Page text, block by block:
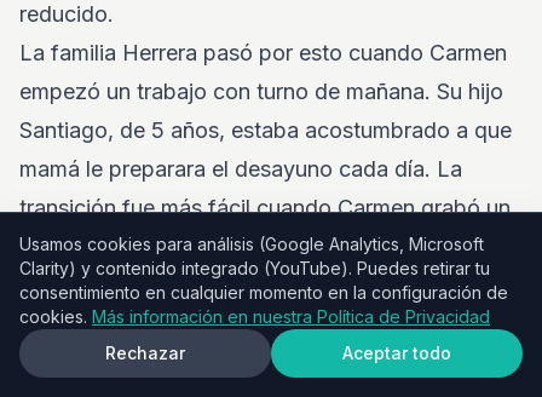
reducido.
La familia Herrera pasó por esto cuando Carmen
empezó un trabajo con turno de mañana. Su hijo
Santiago, de 5 años, estaba acostumbrado a que
mamá le preparara el desayuno cada día. La
transición fue más fácil cuando Carmen grabó un
audio diciendo "buenos días, campeón" que
Santiago escuchaba cada mañana mientras papá
preparaba las tostadas. Ese pequeño detalle le
daba la conexión que necesitaba sin que Carmen
Usamos cookies para análisis (Google Analytics, Microsoft
Clarity) y contenido integrado (YouTube). Puedes retirar tu
consentimiento en cualquier momento en la configuración de
cookies. Más información en nuestra Política de Privacidad
Rechazar
Aceptar todo